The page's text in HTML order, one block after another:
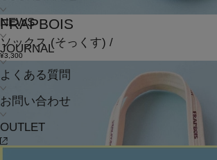
NEWS
JOURNAL
よくある質問
お問い合わせ
OUTLET
FRAPBOIS
ソックス(そっくす) /
¥3,300